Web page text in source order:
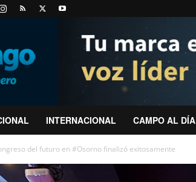
INTERNACIONAL CAMPO AL DÍA
del futuro en #Osorno finalizó exitosamente